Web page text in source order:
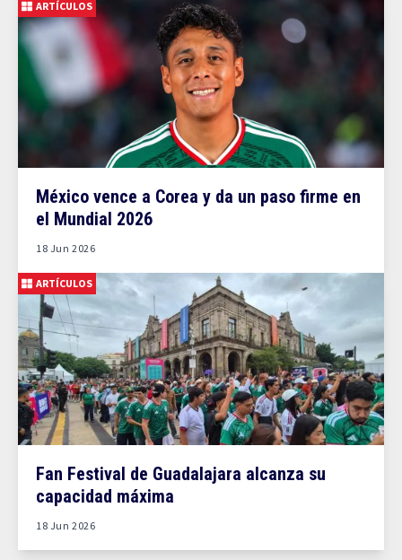
ARTÍCULOS
México vence a Corea y da un paso firme en
el Mundial 2026
18 Jun 2026
ARTÍCULOS
Fan Festival de Guadalajara alcanza su
capacidad máxima
18 Jun 2026